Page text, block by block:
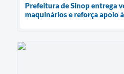
Prefeitura de Sinop entrega
maquinários e reforça apoio